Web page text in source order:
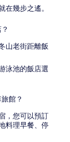
在幾步之遙。
山老街距離飯
泳池的飯店選
館？
，您可以預訂
料理早餐、停